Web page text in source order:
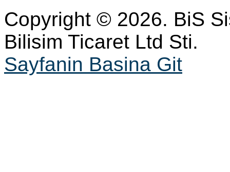
Copyright © 2026. BiS
Bilisim Ticaret Ltd Sti.
Sayfanin Basina Git